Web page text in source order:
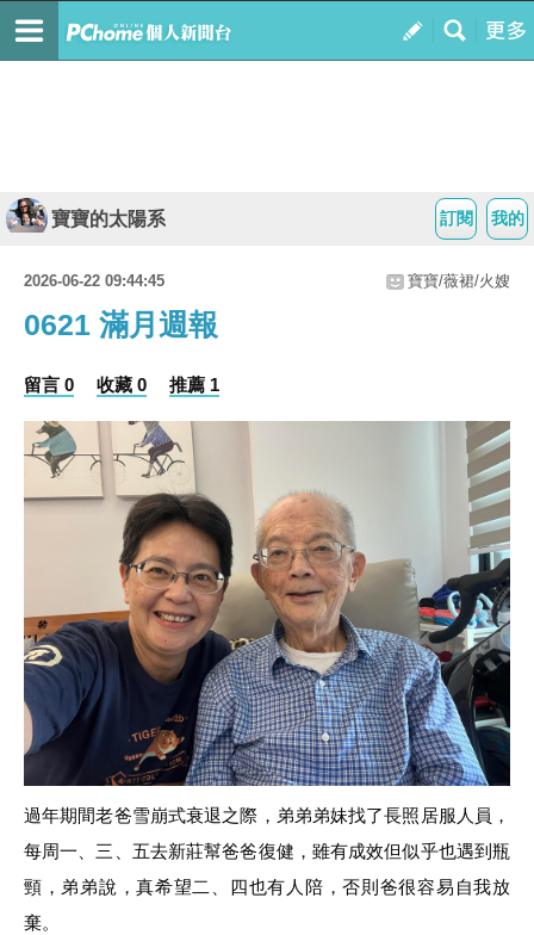
我的
訂閱
寶寶的太陽系
2026-06-22 09:44:45 寶寶/薇裙/火嫂
0621 滿月週報
留言 0 收藏 0 推薦 1
過年期間老爸雪崩式衰退之際，弟弟弟妹找了長照居服人員，
每周一、三、五去新莊幫爸爸復健，雖有成效但似乎也遇到瓶
頸，弟弟說，真希望二、四也有人陪，否則爸很容易自我放
棄。